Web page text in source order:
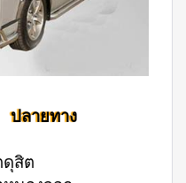
ปลายทาง
สิต